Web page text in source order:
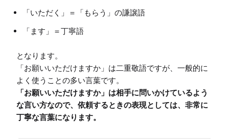
「いただく」＝「もらう」の謙譲語
「ます」＝丁寧語
となります。
「お願いいただけますか」は二重敬語ですが、一般的に
「お願いいただけますか」は相手に問いかけているよう
な言い方なので、依頼するときの表現としては、非常に
丁寧な言葉になります。